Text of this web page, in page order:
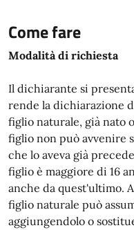
Come fare
Modalità di richiesta
Il dichiarante si
rende la dichiarazione
figlio naturale, già nato
figlio non può avvenire
che lo aveva già
figlio è maggiore di 16
anche da quest'ultimo.
figlio naturale può
aggiungendolo o